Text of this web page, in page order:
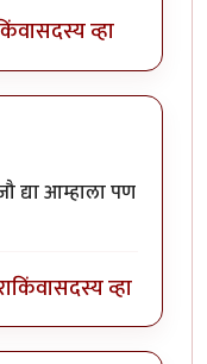
सदस्य व्हा
द्या आम्हाला पण
किंवासदस्य व्हा